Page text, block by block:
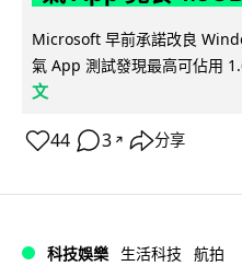
Microsoft 早前承諾改良
氣 App 測試發現最高可佔用
文
44 3 ↗ 分享
科技娛樂 生活科技 航拍